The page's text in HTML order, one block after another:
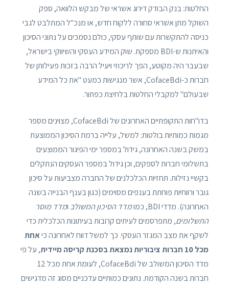
החלטות: בנק הבודק דירוג אשראי של מבקש הלוואה, ספק
השוקל מתן אשראי סחורה ללקוח חדש, או מנכ"ל המתלבט לגבי
כניסה להתקשרות עם שותף עסקי, כולם נסמכים על נתוני הסיכון
והאיתנות ש-BDI מספקת. שוק המידע העסקי והשיווקי בישראל,
שבעבר היה מקוטע, הפך לריכוזי ויעיל הרבה בזכות פעילותן של
חברות כ-CofaceBdi, אשר מנגישות כמעט "את כל המידע
שבעולם" למקבלי החלטות בלחיצת כפתור.
בדו"חות התקופתיים האחרונים של CofaceBdi, מצוינים מספר
מגמות כמותיות בולטות: למשל, עלייה ברמת הסיכון הממוצעת
במשק בשנה האחרונה, גידול במספר ימי הפיגור הממוצעים
בתשלומי חברות לספקים, וכן גידול במספר העסקים הנתקלים
בקשיי נזילות. תחזיות הכלכלנים של החברה מצביעות על סיכון
גובר ורווחיות פוחתת בענפים מסוימים (כגון בענף הבנייה בשנה
האחרונה). מדדי BDI, כמו
מדד הסיכון המשולב ומדד מוסר
התשלומים, מתפרסמים לעיתים קרובות בעיתונות הכלכלית כדי
לשקף את מצב המגזר העסקי. כך למשל דווח לאחרונה כיאחת
מכל 10 חברות ציבוריות נמצאת בסכנת קריסה מיידית
, על פי
מדד הסיכון המשולב של CofaceBdi, לעומת אחת מכל 12
חברות בשנה הקודמת. נתונים כמותיים עדכניים מסוג זה מדגישים